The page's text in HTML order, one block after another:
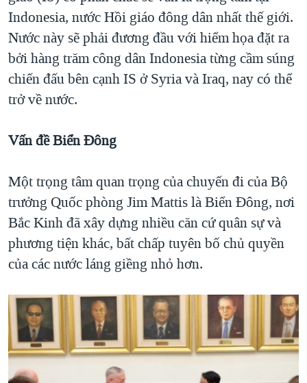
Indonesia, nước Hồi giáo đông dân nhất thế giới.
Nước này sẽ phải đương đầu với hiểm họa đặt ra
bởi hàng trăm công dân Indonesia từng cầm súng
chiến đấu bên cạnh IS ở Syria và Iraq, nay có thể
trở về nước.
Vấn đề Biển Đông
Một trọng tâm quan trọng của chuyến đi của Bộ
trưởng Quốc phòng Jim Mattis là Biển Đông, nơi
Bắc Kinh đã xây dựng nhiều căn cứ quân sự và
phương tiện khác, bất chấp tuyên bố chủ quyền
của các nước láng giềng nhỏ hơn.